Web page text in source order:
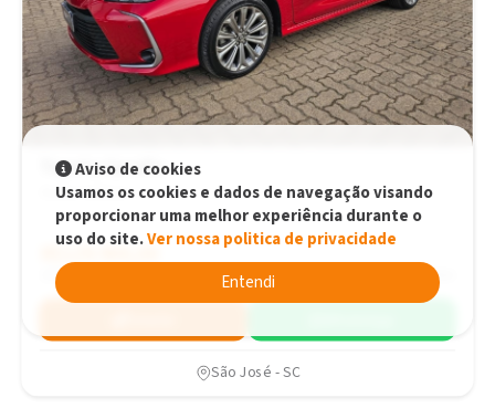
Toyota Corolla
Automático
R$129.900,00
R$129.900,00
2023 32.974 km
São José - SC
Aviso de cookies
Usamos os cookies e dados de navegação visando
proporcionar uma melhor experiência durante o
uso do site.Ver nossa politica de privacidade
Entendi